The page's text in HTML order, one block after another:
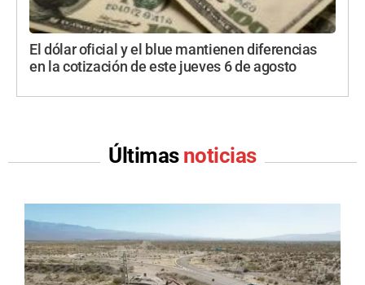
El dólar oficial y el blue mantienen diferencias
en la cotización de este jueves 6 de agosto
Últimas noticias